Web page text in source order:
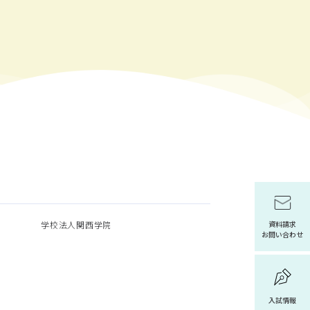
資料請求
お問い合わせ
入試情報
学校法人関西学院